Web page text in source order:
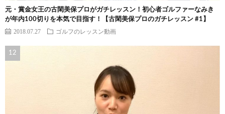
元・賞金女王の古閑美保プロがガチレッスン！初心者ゴルファーなみき
が年内100切りを本気で目指す！【古閑美保プロのガチレッスン #1】
2018.07.27 ゴルフのレッスン動画